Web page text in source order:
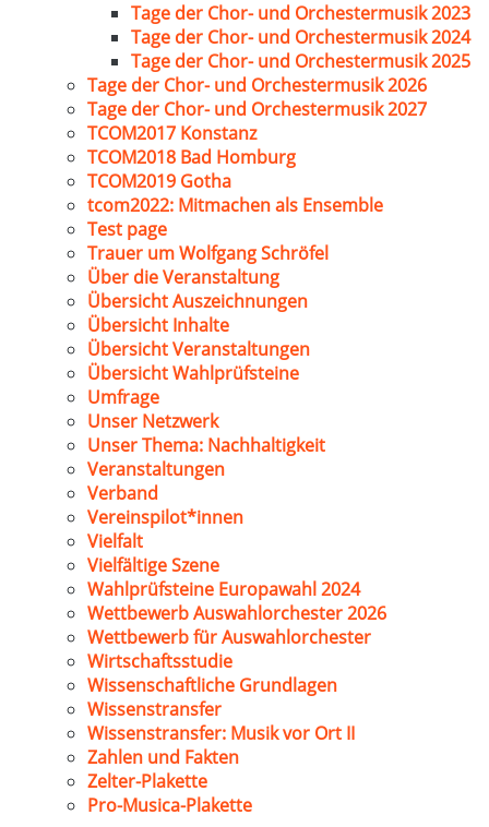
Tage der Chor- und Orchestermusik 2023
Tage der Chor- und Orchestermusik 2024
Tage der Chor- und Orchestermusik 2025
Tage der Chor- und Orchestermusik 2026
Tage der Chor- und Orchestermusik 2027
TCOM2017 Konstanz
TCOM2018 Bad Homburg
TCOM2019 Gotha
tcom2022: Mitmachen als Ensemble
Test page
Trauer um Wolfgang Schröfel
Über die Veranstaltung
Übersicht Auszeichnungen
Übersicht Inhalte
Übersicht Veranstaltungen
Übersicht Wahlprüfsteine
Umfrage
Unser Netzwerk
Unser Thema: Nachhaltigkeit
Veranstaltungen
Verband
Vereinspilot*innen
Vielfalt
Vielfältige Szene
Wahlprüfsteine Europawahl 2024
Wettbewerb Auswahlorchester 2026
Wettbewerb für Auswahlorchester
Wirtschaftsstudie
Wissenschaftliche Grundlagen
Wissenstransfer
Wissenstransfer: Musik vor Ort II
Zahlen und Fakten
Zelter-Plakette
Pro-Musica-Plakette